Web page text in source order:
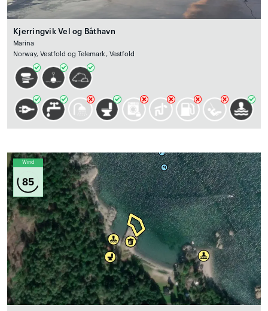
Kjerringvik Vel og Båthavn
Marina
Norway, Vestfold og Telemark, Vestfold
Wind
85